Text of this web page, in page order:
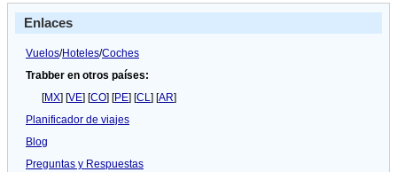
Enlaces
Vuelos/Hoteles/Coches
Trabber en otros países:
[MX] [VE] [CO] [PE] [CL] [AR]
Planificador de viajes
Blog
Preguntas y Respuestas